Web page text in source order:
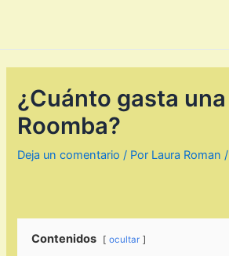
¿Cuánto gasta una
Roomba?
Deja un comentario / Por Laura Roman/
Contenidos ocultar